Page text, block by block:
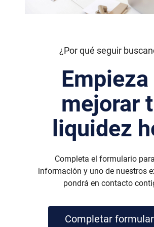
¿Por qué seguir
Empieza
mejorar
liquidez
Completa el formulario
información y uno de nuestros
pondrá en contacto
Completar